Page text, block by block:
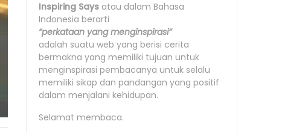
Inspiring Says atau dalam Bahasa
Indonesia berarti
“perkataan yang menginspirasi”
adalah suatu web yang berisi cerita
bermakna yang memiliki tujuan untuk
menginspirasi pembacanya untuk selalu
memiliki sikap dan pandangan yang positif
dalam menjalani kehidupan.
Selamat membaca.